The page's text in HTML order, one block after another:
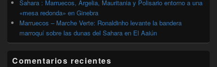
Sahara : Marruecos, Argelia, Mauritania y Polisario entorno a una
«mesa redonda» en Ginebra
Marruecos – Marche Verte: Ronaldinho levante la bandera
marroquí sobre las dunas del Sahara en El Aaiún
Comentarios recientes